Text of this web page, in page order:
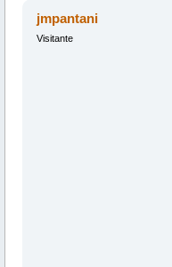
jmpantani
Visitante